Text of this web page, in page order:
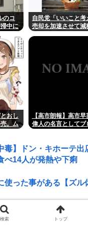
のコ
中に
自民党「いいこと考
売却を加速させて減
おし
。ム
【高市朗報】高市早
偉人の名言としてブ
毒】ドン・キホーテ出
べ14人が発熱や下痢
使った事がある【ズル
つき呼ばわりされて死
、どんな自殺方法だっ
検索 トップ